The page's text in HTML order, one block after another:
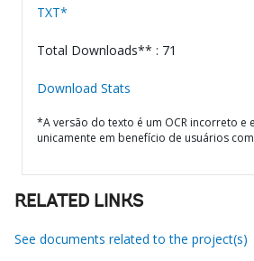
TXT*
Total Downloads** : 71
Download Stats
*A versão do texto é um OCR incorreto e
unicamente em benefício de usuários
RELATED LINKS
See documents related to the project(s)